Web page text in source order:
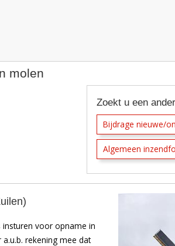
molen
Zoekt u een
Bijdrage nieuwe/
Algemeen
voor opname in
rekening mee dat